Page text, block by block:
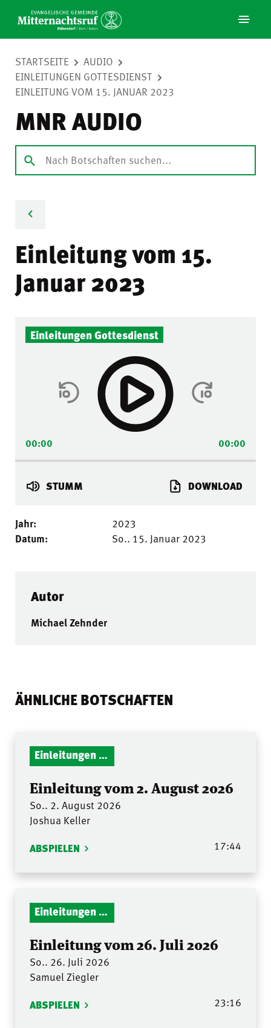
STARTSEITE
AUDIO
EINLEITUNGEN GOTTESDIENST
EINLEITUNG VOM 15. JANUAR 2023
MNR AUDIO
Einleitung vom 15.
Januar 2023
Einleitungen Gottesdienst
Audio-
00:00 00:00
STUMM DOWNLOAD
Jahr:
2023
Datum:
So.. 15. Januar 2023
Autor
Michael Zehnder
ÄHNLICHE BOTSCHAFTEN
Einleitungen Gottesdienst
Einleitung vom 2. August 2026
So.. 2. August 2026
Joshua Keller
ABSPIELEN 17:44
Einleitungen Gottesdienst
Einleitung vom 26. Juli 2026
So.. 26. Juli 2026
Samuel Ziegler
ABSPIELEN 23:16